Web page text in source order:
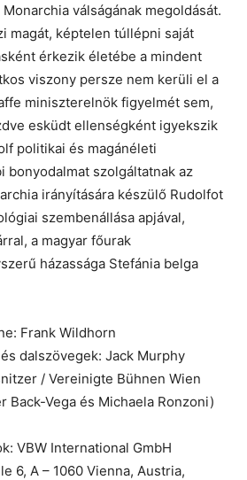
válságának megoldását.
magát, képtelen túllépni saját
érkezik életébe a mindent
viszony persze nem kerüli el a
miniszterelnök figyelmét sem,
esküdt ellenségként igyekszik
politikai és magánéleti
bonyodalmat szolgáltatnak az
irányítására készülő Rudolfot
szembenállása apjával,
a magyar főurak
házassága Stefánia belga
Frank Wildhorn
dalszövegek: Jack Murphy
/ Vereinigte Bühnen Wien
Back-Vega és Michaela Ronzoni)
VBW International GmbH
6, A – 1060 Vienna, Austria,